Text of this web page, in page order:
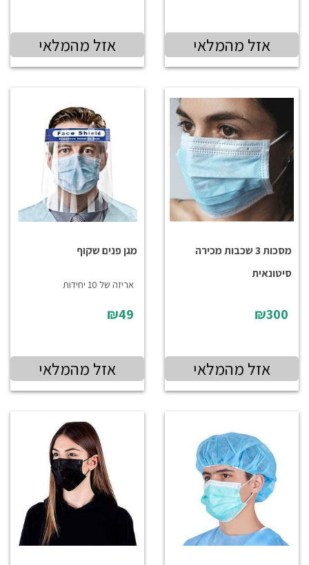
אזל מהמלאי אזל מהמלאי
מסכות 3 שכבות מכירה
סיטונאית
₪300
אזל מהמלאי
מגן פנים שקוף
אריזה של 10 יחידות
₪49
אזל מהמלאי